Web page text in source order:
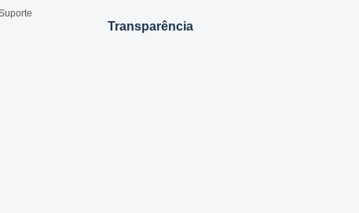
Transparência